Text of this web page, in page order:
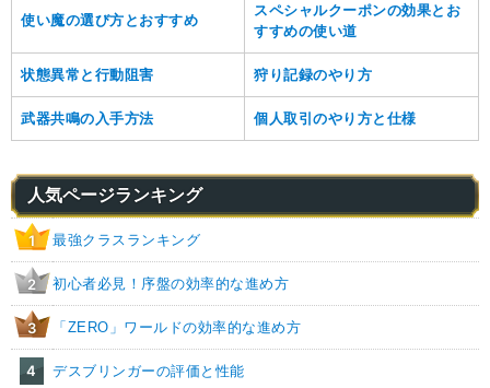
使い魔の選び方とおすすめ
スペシャルクーポンの効果とお
すすめの使い道
状態異常と行動阻害 狩り記録のやり方
武器共鳴の入手方法 個人取引のやり方と仕様
人気ページランキング
1 最強クラスランキング
2 初心者必見！序盤の効率的な進め方
3 「ZERO」ワールドの効率的な進め方
4 デスブリンガーの評価と性能